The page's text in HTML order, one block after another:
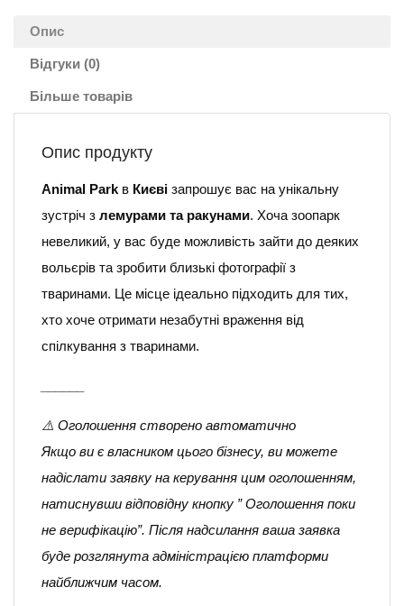
Опис
Відгуки (0)
Більше товарів
Опис продукту
Animal Park в Києві запрошує вас на унікальну
зустріч з лемурами та ракунами. Хоча зоопарк
невеликий, у вас буде можливість зайти до деяких
вольєрів та зробити близькі фотографії з
тваринами. Це місце ідеально підходить для тих,
хто хоче отримати незабутні враження від
спілкування з тваринами.
⚠️ Оголошення створено автоматично
Якщо ви є власником цього бізнесу, ви можете
надіслати заявку на керування цим оголошенням,
натиснувши відповідну кнопку ” Оголошення поки
не верифікацію”. Після надсилання ваша заявка
буде розглянута адміністрацією платформи
найближчим часом.